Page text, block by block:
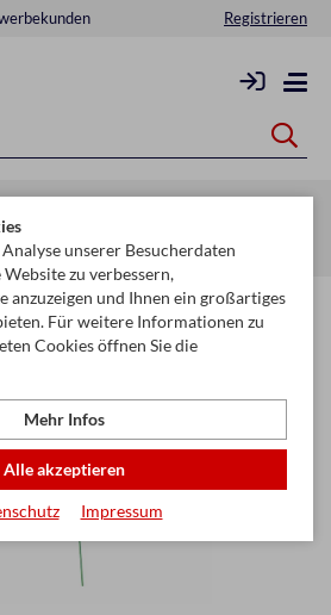
Registrieren
& Feiern Jubiläumszahlen
unserer Besucherdaten
zu verbessern,
anzuzeigen und Ihnen ein großartiges
Für weitere Informationen zu
Cookies öffnen Sie die
Mehr Infos
Alle akzeptieren
Impressum